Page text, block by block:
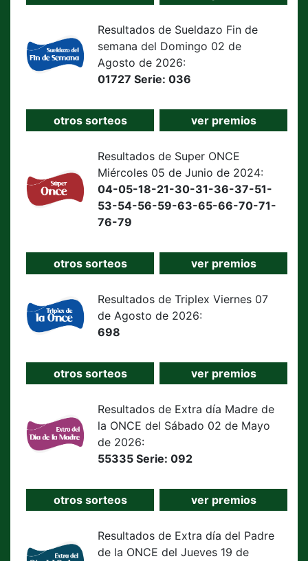
Resultados de Sueldazo Fin de
semana del Domingo 02 de
Agosto de 2026:
01727 Serie: 036
otros sorteos ver premios
Resultados de Super ONCE
Miércoles 05 de Junio de 2024:
04-05-18-21-30-31-36-37-51-
53-54-56-59-63-65-66-70-71-
76-79
otros sorteos ver premios
Resultados de Triplex Viernes 07
de Agosto de 2026:
698
otros sorteos ver premios
Resultados de Extra día Madre de
la ONCE del Sábado 02 de Mayo
de 2026:
55335 Serie: 092
otros sorteos ver premios
Resultados de Extra día del Padre
de la ONCE del Jueves 19 de